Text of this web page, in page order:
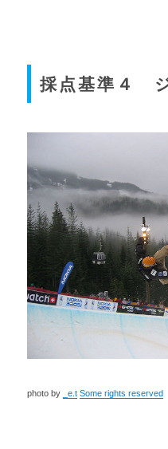
採点基準４
photo by _e.t Some rights reserved